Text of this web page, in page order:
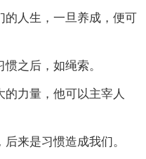
的人生，一旦养成，便可
之后，如绳索。
的力量，他可以主宰人
来是习惯造成我们。